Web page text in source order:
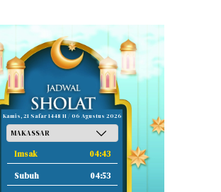
Kamis, 21 Safar 1448 H / 06 Agustus 2026
Imsak 04:43
Subuh 04:53